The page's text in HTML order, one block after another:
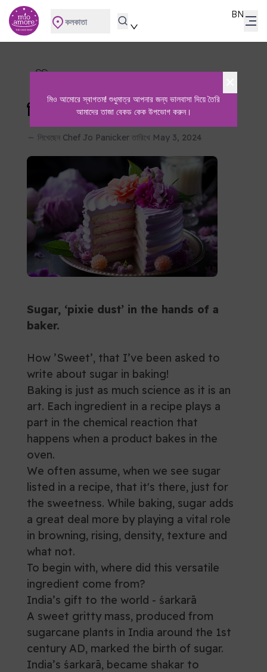
মিও আমোরে স্বাগতম! শুধুমাত্র আপনার জন্য ভালবাসা দিয়ে তৈরি
আমাদের তাজা বেকড কেক উপভোগ করুন।
কলকাতা
BN
চিনি
চিনি এবং বেকিং এর ভূমিকা
লিখেছেন Chef Jo Panicker তারিখে May 3, 2024
Sugar, ‘pixie dust’ in the hands of a
baker.
How ’Sweet’, that I’ve been asked to
write about sugar in baking!
Baking is just as much science as it is an
art. Each ingredient in a recipe plays a
part in the chemical reaction that
happens when a product bakes in the
oven.
We often assume, when we see sugar
listed in a recipe, that it's there, just for
the sweetness. While baking, sugar adds
a great deal more by playing a vital role
in browning, rising, density, texture and
what not.
To begin with, where did this versatile
ingredient come from?
India’s gift to the world - śarkarā
A sweet gritty mass, produced from
sugarcane plants in India around the 1st
century AD, marked the birth of sugar.
India’s śarkarā, became shakar to